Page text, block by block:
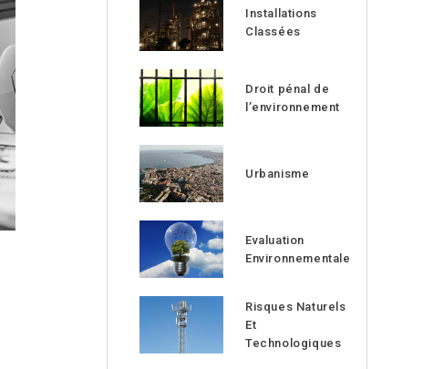
Installations
Classées
Droit pénal de
l’environnement
Urbanisme
Evaluation
Environnementale
Risques Naturels
Et
Technologiques